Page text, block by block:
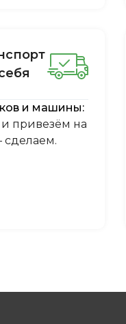
и машины:
привезём на
сделаем.